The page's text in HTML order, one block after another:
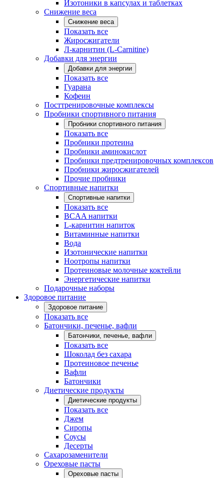
Изотоники в капсулах и таблетках
Снижение веса
Снижение веса
Показать все
Жиросжигатели
Л-карнитин (L-Carnitine)
Добавки для энергии
Добавки для энергии
Показать все
Гуарана
Кофеин
Посттренировочные комплексы
Пробники спортивного питания
Пробники спортивного питания
Показать все
Пробники протеина
Пробники аминокислот
Пробники предтренировочных комплексов
Пробники жиросжигателей
Прочие пробники
Спортивные напитки
Спортивные напитки
Показать все
BCAA напитки
L-карнитин напиток
Витаминные напитки
Вода
Изотонические напитки
Ноотропы напитки
Протеиновые молочные коктейли
Энергетические напитки
Подарочные наборы
Здоровое питание
Здоровое питание
Показать все
Батончики, печенье, вафли
Батончики, печенье, вафли
Показать все
Шоколад без сахара
Протеиновое печенье
Вафли
Батончики
Диетические продукты
Диетические продукты
Показать все
Джем
Сиропы
Соусы
Десерты
Сахарозаменители
Ореховые пасты
Ореховые пасты